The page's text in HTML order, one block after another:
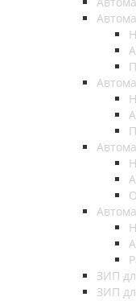
ЗИП
ЗИП